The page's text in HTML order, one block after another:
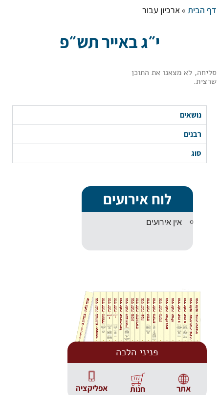
נושאים
רבנים
סוג
לוח אירועים
אין אירועים
פניני הלכה
אתר חנות אפליקציה
דף הבית »ארכיון עבור
י״ג באייר תש״פ
סליחה, לא מצאנו את התוכן
שרצית.